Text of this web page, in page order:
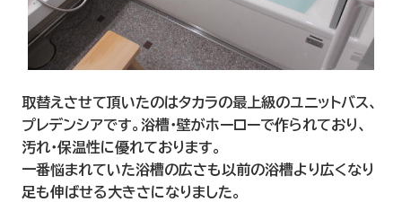
取替えさせて頂いたのはタカラの最上級のユニットバス、
プレデンシアです。浴槽・壁がホーローで作られており、
汚れ・保温性に優れております。
一番悩まれていた浴槽の広さも以前の浴槽より広くなり
足も伸ばせる大きさになりました。